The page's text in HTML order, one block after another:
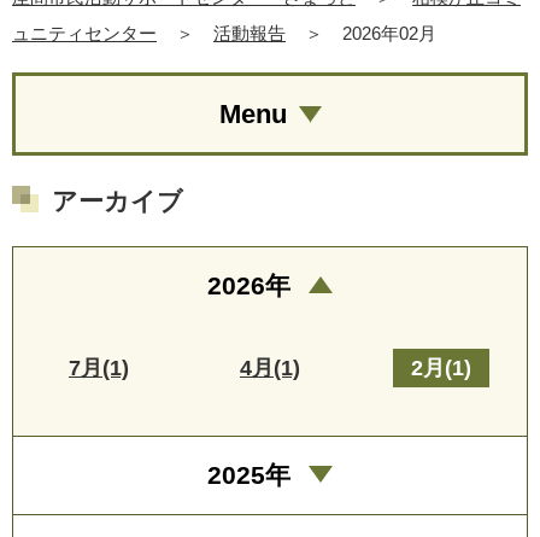
ュニティセンター
＞ 活動報告 ＞ 2026年02月
Menu
アーカイブ
2026年
7月(1) 4月(1) 2月(1)
2025年